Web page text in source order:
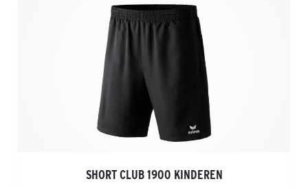
SHORT CLUB 1900 KINDEREN